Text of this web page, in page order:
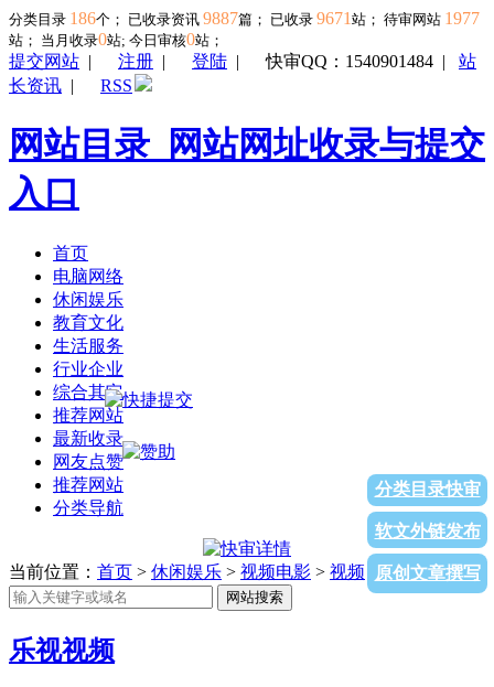
分类目录 186个； 已收录资讯 9887篇； 已收录 9671 站； 待审网站 1977
站； 当月收录0站; 今日审核0站；
提交网站 | 注册 | 登陆 |快审QQ：1540901484 | 站
长资讯 | RSS
网站目录_网站网址收录与提交
入口
首页
电脑网络
休闲娱乐
教育文化
生活服务
行业企业
综合其它
推荐网站
最新收录
网友点赞
推荐网站
分类导航
分类目录快审
软文外链发布
原创文章撰写
当前位置： 首页 > 休闲娱乐 > 视频电影 > 视频 > 乐视视频
网站搜索
乐视视频